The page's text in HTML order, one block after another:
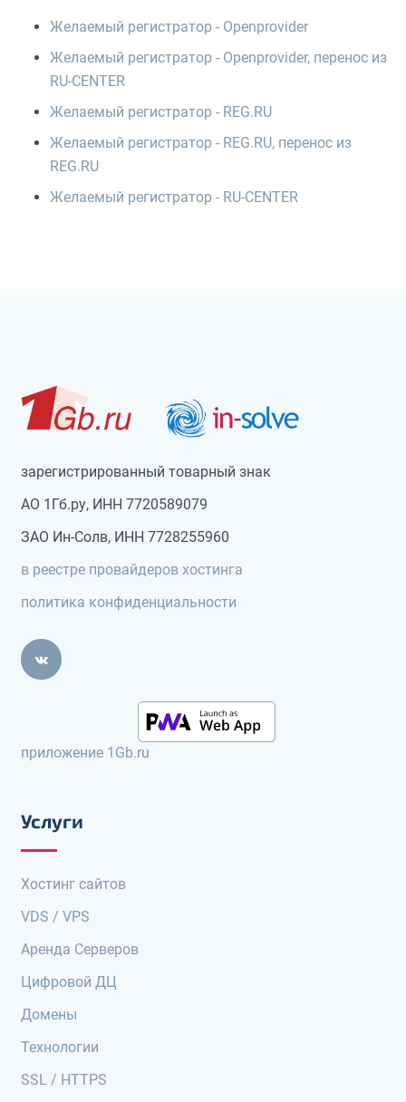
Желаемый регистратор - Openprovider
Желаемый регистратор - Openprovider, перенос из
RU-CENTER
Желаемый регистратор - REG.RU
Желаемый регистратор - REG.RU, перенос из
REG.RU
Желаемый регистратор - RU-CENTER
зарегистрированный товарный знак
АО 1Гб.ру, ИНН 7720589079
ЗАО Ин-Солв, ИНН 7728255960
в реестре провайдеров хостинга
политика конфиденциальности
приложение 1Gb.ru
Услуги
Хостинг сайтов
VDS / VPS
Аренда Серверов
Цифровой ДЦ
Домены
Технологии
SSL / HTTPS